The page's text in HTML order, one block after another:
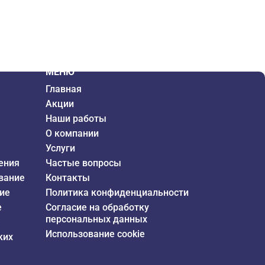
МЕНЮ
Главная
Акции
Наши работы
О компании
Услуги
Частые вопросы
Контакты
Политика конфиденциальности
Согласие на обработку
персональных данных
Использование cookie